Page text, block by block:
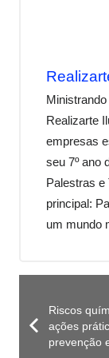
Realizarte
empresas
seu 7º ano
Palestras e
principal:
um mundo
Riscos
ações
prevenção